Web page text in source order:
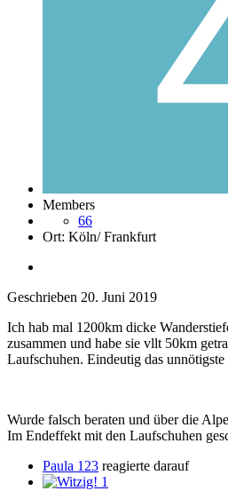
Members
66
Ort: Köln/ Frankfurt
Geschrieben 20. Juni 2019
Ich hab mal 1200km dicke
zusammen und habe sie vllt 50km
Laufschuhen. Eindeutig das unnötigste
Wurde falsch beraten und über die
Im Endeffekt mit den Laufschuhen
Paula 123 reagierte darauf
1